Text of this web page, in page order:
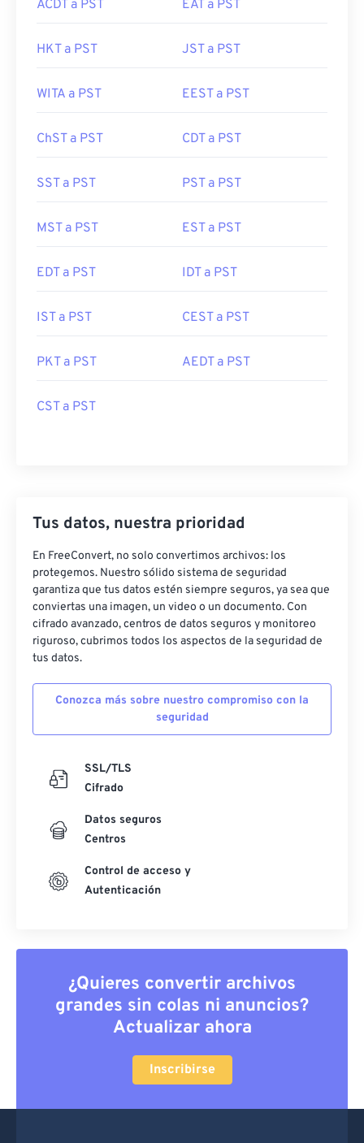
ACDT a PST EAT a PST
HKT a PST JST a PST
WITA a PST EEST a PST
ChST a PST CDT a PST
SST a PST PST a PST
MST a PST EST a PST
EDT a PST IDT a PST
IST a PST CEST a PST
PKT a PST AEDT a PST
CST a PST
Tus datos, nuestra prioridad
En FreeConvert, no solo convertimos archivos: los
protegemos. Nuestro sólido sistema de seguridad
garantiza que tus datos estén siempre seguros, ya sea que
conviertas una imagen, un video o un documento. Con
cifrado avanzado, centros de datos seguros y monitoreo
riguroso, cubrimos todos los aspectos de la seguridad de
tus datos.
Conozca más sobre nuestro compromiso con la
seguridad
SSL/TLS
Cifrado
Datos seguros
Centros
Control de acceso y
Autenticación
¿Quieres convertir archivos
grandes sin colas ni anuncios?
Actualizar ahora
Inscribirse